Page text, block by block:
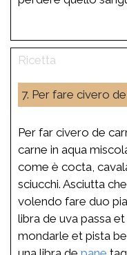
7. Per fare civero
Per far civero de
carne in aqua
come è cocta,
sciucchi. Asciutta
volendo fare duo
libra de uva passa
mondarle et pista